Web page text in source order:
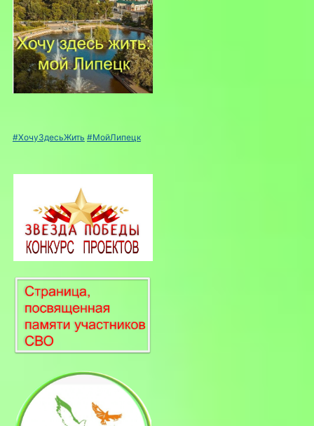
#ХочуЗдесьЖить #МойЛипецк